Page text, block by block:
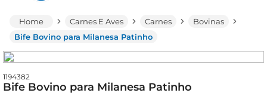
Carnes E Aves Carnes
Bovinas
Bife Bovino para Milanesa Patinho
1194382
Bife Bovino para Milanesa Patinho
leite
queijo